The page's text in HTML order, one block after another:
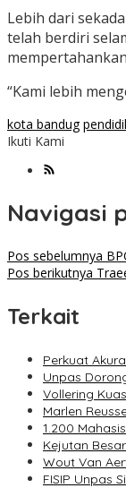
Lebih dari
telah berdiri
“Kami lebih
kota bandug
Ikuti Kami
Navigasi
Pos sebelumnya
Pos berikutnya
Terkait
Perkuat
Unpas
Vollering
Marlen
1.200
Kejutan
Wout Van
FISIP Unpas